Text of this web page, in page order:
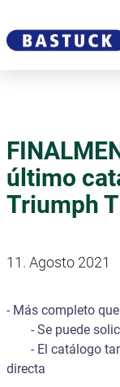
último
Triumph
11. Agosto 2021
- Más completo
- Se puede
- El catálogo
directa